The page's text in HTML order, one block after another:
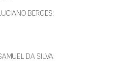
BERGES:
DA SILVA: